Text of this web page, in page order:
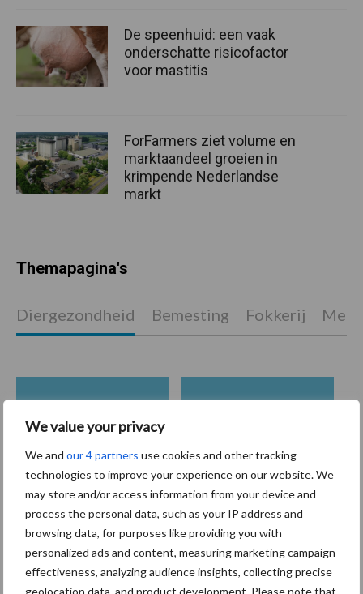
We value your privacy
We and our 4 partners use cookies and other tracking
technologies to improve your experience on our website. We
may store and/or access information from your device and
process the personal data, such as your IP address and
browsing data, for purposes like providing you with
personalized ads and content, measuring marketing campaign
effectiveness, analyzing audience insights, collecting precise
geolocation data, and product development. Please note that
Primaire
De speenhuid: een vaak
onderschatte risicofactor
voor mastitis
ForFarmers ziet volume en
marktaandeel groeien in
krimpende Nederlandse
markt
Themapagina's
Diergezondheid Bemesting Fokkerij
Toon meer